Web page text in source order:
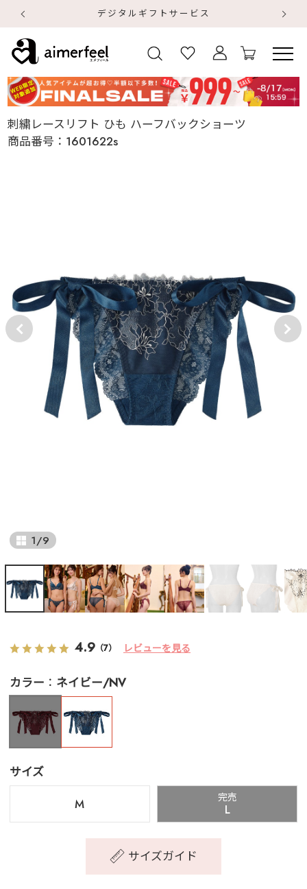
デジタルギフトサービス
刺繍レースリフト ひも ハーフバックショーツ
商品番号： 1601622s
1/9
4.9 （7） レビューを見る
カラー ネイビー/NV
サイズ
M
完売
L
サイズガイド